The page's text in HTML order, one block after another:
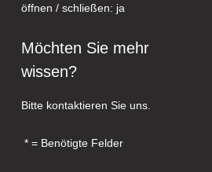
öffnen / schließen: ja
Möchten Sie mehr
wissen?
Bitte kontaktieren Sie uns.
= Benötigte Felder